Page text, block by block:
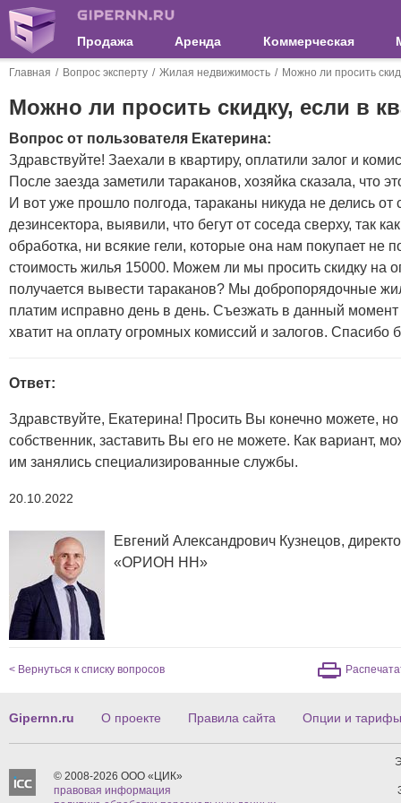
Продажа Аренда Коммерческая
Главная Вопрос эксперту Жилая недвижимость Можно ли просить
Можно ли просить скидку, если в
Вопрос от пользователя Екатерина:
Здравствуйте! Заехали в квартиру, оплатили залог и
После заезда заметили тараканов, хозяйка сказала, что
И вот уже прошло полгода, тараканы никуда не делись
дезинсектора, выявили, что бегут от соседа сверху, так
обработка, ни всякие гели, которые она нам покупает не
стоимость жилья 15000. Можем ли мы просить скидку на
получается вывести тараканов? Мы добропорядочные
платим исправно день в день. Съезжать в данный момент
хватит на оплату огромных комиссий и залогов. Спасибо
Ответ:
Здравствуйте, Екатерина! Просить Вы конечно можете, но
собственник, заставить Вы его не можете. Как вариант,
им занялись специализированные службы.
20.10.2022
Евгений Александрович Кузнецов,
«ОРИОН НН»
< Вернуться к списку вопросов
Gipernn.ru О проекте Правила сайта Опции и тарифы
© 2008-2026 ООО «ЦИК»
правовая информация